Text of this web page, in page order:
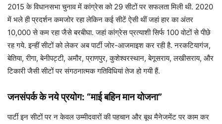
2015 के विधानसभा चुनाव में कांग्रेस को 29 सीटों पर सफलता मिली थी. 2020
में भले ही प्रदर्शन कमजोर रहा लेकिन कई सीटें ऐसी थीं जहां हार का अंतर
10,000 से कम रहा जैसे बरबीघा. जहां कांग्रेस प्रत्याशी सिर्फ 100 वोटों से पीछे
रह गये. इन्हीं सीटों को लेकर अब पार्टी जोर-आजमाइश कर रही है. नरकटियागंज,
बेतिया, रीगा, बेनीपट्टी, अमौर, प्राणपुर, कुशेश्वरस्थान, बेगूसराय, लखीसराय, और
टिकारी जैसी सीटों पर संगठनात्मक गतिविधियां तेज हो गयी हैं.
जनसंपर्क के नये प्रयोग: “माई बहिन मान योजना”
पार्टी इन सीटों पर न केवल उम्मीदवारों की पहचान और बूथ मैनेजमेंट पर काम कर